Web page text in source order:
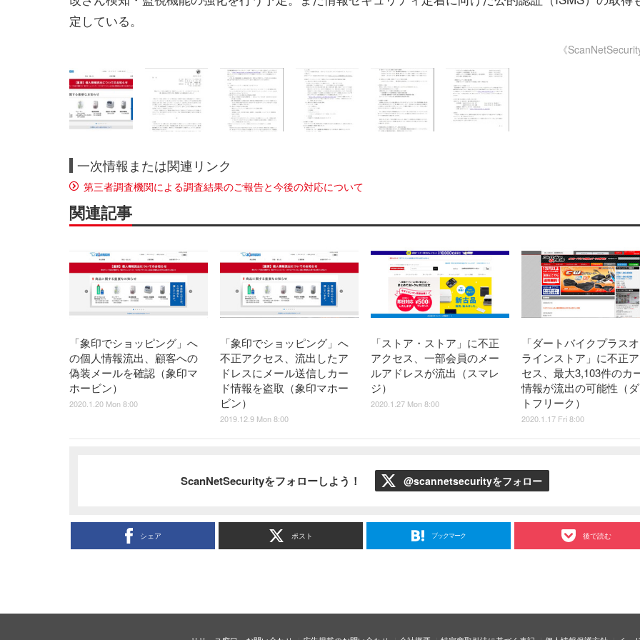
定している。
《
一次情報または関連リンク
第三者調査機関による調査結果のご報告と今後の対応について
関連記事
「象印でショッピング」へ
の個人情報流出、顧客への
偽装メールを確認（象印マ
ホービン）
2020.1.20 Mon 8:00
「象印でショッピング」へ
不正アクセス、流出したア
ドレスにメール送信しカー
ド情報を盗取（象印マホー
ビン）
2019.12.9 Mon 8:00
「ストア・ストア」に不正
アクセス、一部会員のメー
ルアドレスが流出（スマレ
ジ）
2020.1.27 Mon 8:00
「ダートバイクプラス
ラインストア」に不正
セス、最大3,103件のカ
情報が流出の可能性（
トフリーク）
2020.1.17 Fri 8:00
ScanNetSecurityをフォローしよう！ @scannetsecurityをフォロー
シェア ポスト ブックマーク 後で読む